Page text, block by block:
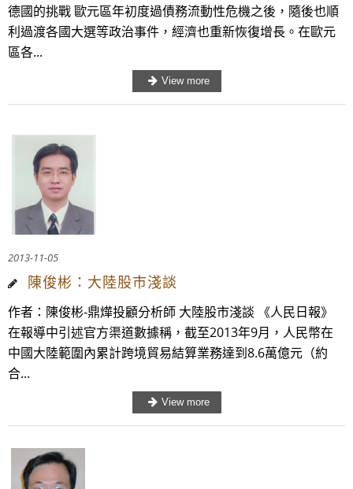
德國的挑戰 歐元區年初度過債務流動性危機之後，隨後也順
利過渡各國大選等政治事件，經濟也重新恢復增長。在歐元
區各...
2013-11-05
陳俊彬：大陸股市淺談
作者：陳俊彬-鼎燁投顧分析師 大陸股市淺談 《人民日報》
在報導中引述官方渠道數據稱，截至2013年9月，人民幣在
中國大陸範圍內累計跨境貿易結算業務達到8.6萬億元（約
合...